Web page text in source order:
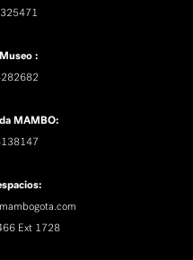
:
MAMBO:
Ext 1728